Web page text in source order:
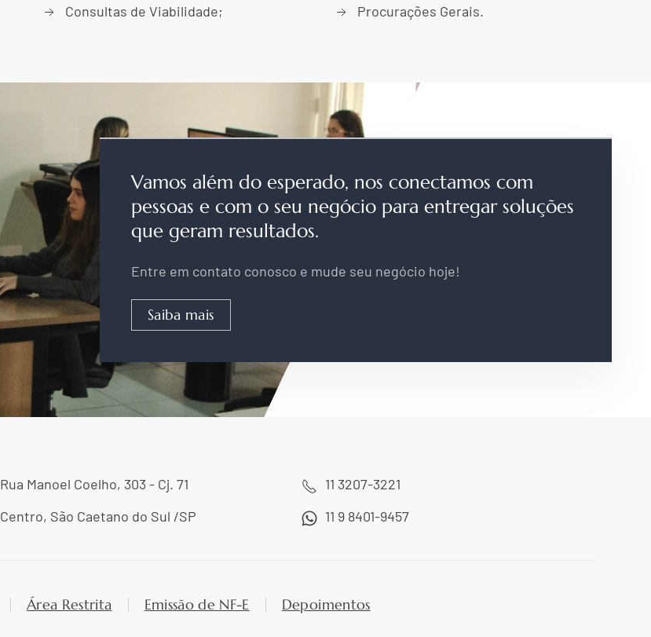
Consultas de Viabilidade;
Procurações Gerais.
Vamos além do esperado, nos conectamos com
pessoas e com o seu negócio para entregar soluções
que geram resultados.
Entre em contato conosco e mude seu negócio hoje!
Saiba mais
Rua Manoel Coelho, 303 - Cj. 71
Centro, São Caetano do Sul /SP
11 3207-3221
11 9 8401-9457
Área Restrita Emissão de NF-E Depoimentos